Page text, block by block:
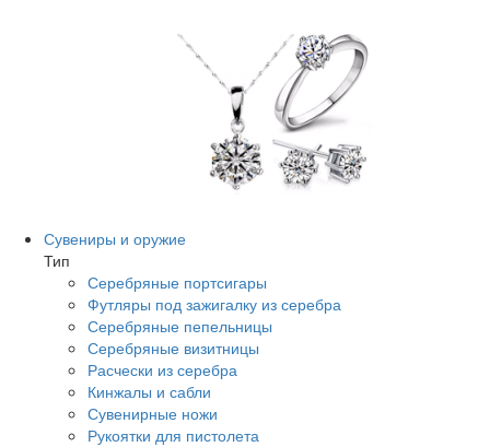
Сувениры и оружие
Тип
Серебряные портсигары
Футляры под зажигалку из серебра
Серебряные пепельницы
Серебряные визитницы
Расчески из серебра
Кинжалы и сабли
Сувенирные ножи
Рукоятки для пистолета